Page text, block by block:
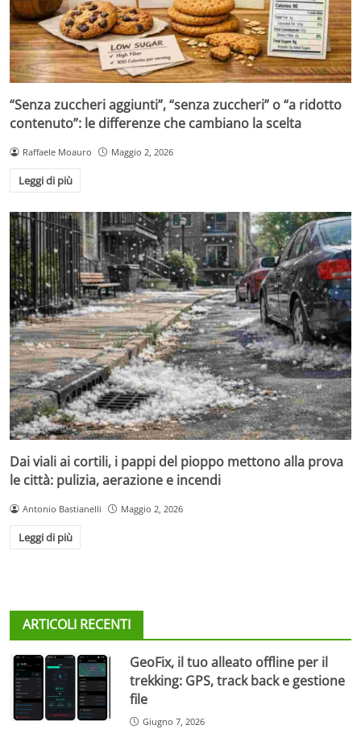
“Senza zuccheri aggiunti”, “senza zuccheri” o “a ridotto
contenuto”: le differenze che cambiano la scelta
Raffaele Moauro Maggio 2, 2026
Leggi di più
Dai viali ai cortili, i pappi del pioppo mettono alla prova
le città: pulizia, aerazione e incendi
Antonio Bastianelli Maggio 2, 2026
Leggi di più
ARTICOLI RECENTI
GeoFix, il tuo alleato offline per il
trekking: GPS, track back e gestione
file
Giugno 7, 2026